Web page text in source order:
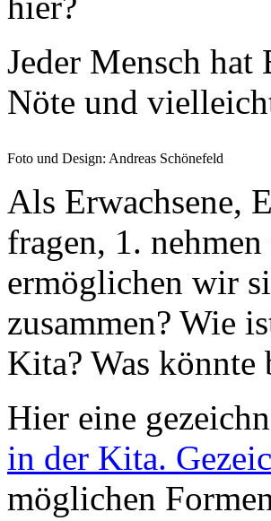
Jeder Mensch hat
Nöte und
Foto und Design: Andreas Schönefeld
Als Erwachsene,
fragen, 1.
ermöglichen wir
zusammen? Wie
Kita? Was könnte
Hier eine
in der Kita.
möglichen